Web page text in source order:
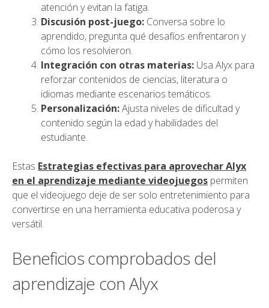
atención y evitan la fatiga.
Discusión post-juego: Conversa sobre lo
aprendido, pregunta qué desafíos enfrentaron y
cómo los resolvieron.
Integración con otras materias: Usa Alyx para
reforzar contenidos de ciencias, literatura o
idiomas mediante escenarios temáticos.
Personalización:Ajusta niveles de dificultad y
contenido según la edad y habilidades del
estudiante.
Estas Estrategias efectivas para aprovechar Alyx
en el aprendizaje mediante videojuegos permiten
que el videojuego deje de ser solo entretenimiento para
convertirse en una herramienta educativa poderosa y
versátil.
Beneficios comprobados del
aprendizaje con Alyx